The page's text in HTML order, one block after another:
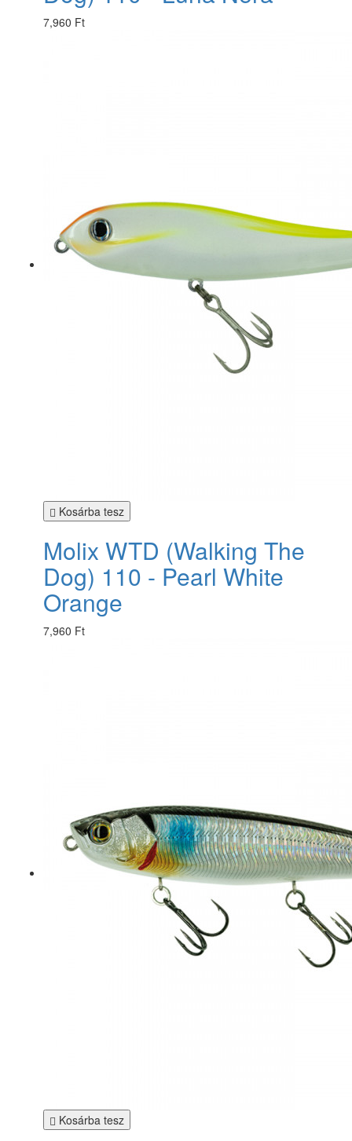
7,960 Ft
Kosárba tesz
Molix WTD (Walking The
Dog) 110 - Pearl White
Orange
7,960 Ft
Kosárba tesz